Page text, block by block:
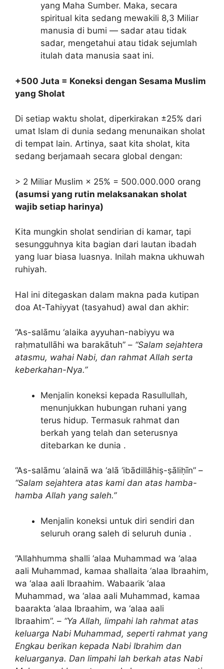
yang Maha Sumber. Maka, secara
spiritual kita sedang mewakili 8,3 Miliar
manusia di bumi — sadar atau tidak
sadar, mengetahui atau tidak sejumlah
itulah data manusia saat ini.
+500 Juta = Koneksi dengan Sesama Muslim
yang Sholat
Di setiap waktu sholat, diperkirakan ±25% dari
umat Islam di dunia sedang menunaikan sholat
di tempat lain. Artinya, saat kita sholat, kita
sedang berjamaah secara global dengan:
> 2 Miliar Muslim × 25% = 500.000.000 orang
(asumsi yang rutin melaksanakan sholat
wajib setiap harinya)
Kita mungkin sholat sendirian di kamar, tapi
sesungguhnya kita bagian dari lautan ibadah
yang luar biasa luasnya. Inilah makna ukhuwah
ruhiyah.
Hal ini ditegaskan dalam makna pada kutipan
doa At-Tahiyyat (tasyahud) awal dan akhir:
“As-salāmu ‘alaika ayyuhan-nabiyyu wa
raḥmatullāhi wa barakātuh” – “Salam sejahtera
atasmu, wahai Nabi, dan rahmat Allah serta
keberkahan-Nya.”
Menjalin koneksi kepada Rasullullah,
menunjukkan hubungan ruhani yang
terus hidup. Termasuk rahmat dan
berkah yang telah dan seterusnya
ditebarkan ke dunia .
“As-salāmu ‘alainā wa ‘alā ‘ibādillāhiṣ-ṣāliḥīn” –
“Salam sejahtera atas kami dan atas hamba-
hamba Allah yang saleh.”
Menjalin koneksi untuk diri sendiri dan
seluruh orang saleh di seluruh dunia .
“Allahhumma shalli ‘alaa Muhammad wa ‘alaa
aali Muhammad, kamaa shallaita ‘alaa Ibraahim,
wa ‘alaa aali Ibraahim. Wabaarik ‘alaa
Muhammad, wa ‘alaa aali Muhammad, kamaa
baarakta ‘alaa Ibraahim, wa ‘alaa aali
Ibraahim”. – “Ya Allah, limpahi lah rahmat atas
keluarga Nabi Muhammad, seperti rahmat yang
Engkau berikan kepada Nabi Ibrahim dan
keluarganya. Dan limpahi lah berkah atas Nabi